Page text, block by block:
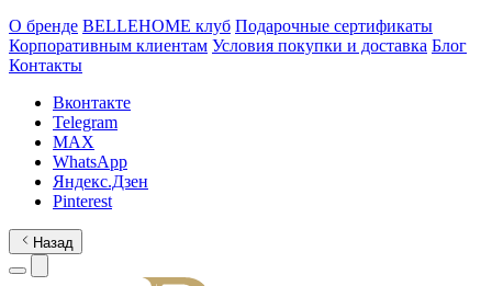
О бренде BELLEHOME клуб Подарочные сертификаты
Корпоративным клиентам Условия покупки и доставка Блог
Контакты
Вконтакте
Telegram
MAX
WhatsApp
Яндекс.Дзен
Pinterest
Назад